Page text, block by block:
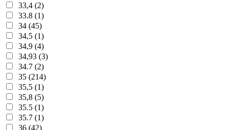
33,4 (2)
33.8 (1)
34 (45)
34,5 (1)
34,9 (4)
34,93 (3)
34.7 (2)
35 (214)
35,5 (1)
35,8 (5)
35.5 (1)
35.7 (1)
36 (42)